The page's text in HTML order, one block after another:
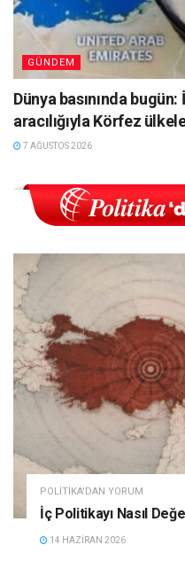
GÜNDEM
Dünya basınında
aracılığıyla Körfez
7 AĞUSTOS 2026
POLITIKA'DAN YORUM
İç Politikayı Nasıl
14 HAZIRAN 2026